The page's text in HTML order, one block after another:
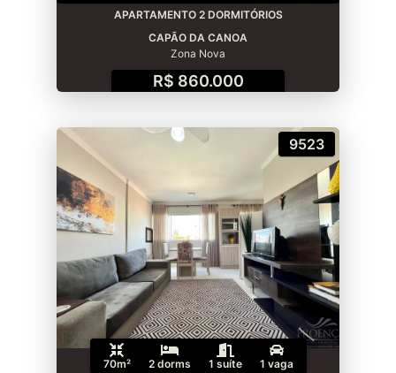
APARTAMENTO 2 DORMITÓRIOS
CAPÃO DA CANOA
Zona Nova
R$ 860.000
9523
70m² 2 dorms 1 suíte
1 vaga